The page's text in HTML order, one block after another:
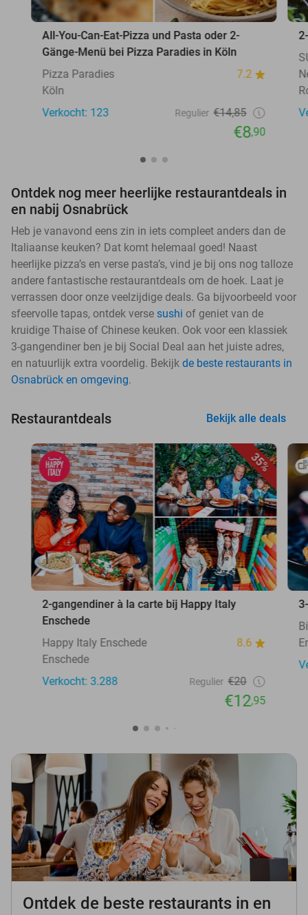
All-You-Can-Eat-Pizza und Pasta oder 2-
Gänge-Menü bei Pizza Paradies in Köln
Pizza Paradies
7.2
Köln
Verkocht: 123
Regulier €14,85
€8,90
Ontdek nog meer heerlijke restaurantdeals in
en nabij Osnabrück
Heb je vanavond eens zin in iets compleet anders dan de
Italiaanse keuken? Dat komt helemaal goed! Naast
heerlijke pizza’s en verse pasta’s, vind je bij ons nog talloze
andere fantastische restaurantdeals om de hoek. Laat je
verrassen door onze veelzijdige deals. Ga bijvoorbeeld voor
sfeervolle tapas, ontdek verse sushi of geniet van de
kruidige Thaise of Chinese keuken. Ook voor een klassiek
3-gangendiner ben je bij Social Deal aan het juiste adres,
en natuurlijk extra voordelig. Bekijk de beste restaurants in
Osnabrück en omgeving.
Restaurantdeals Bekijk alle deals
35%
2-gangendiner à la carte bij Happy Italy
Enschede
Happy Italy Enschede
8.6
Enschede
Verkocht: 3.288
Regulier €20
€12,95
Ontdek de beste restaurants in en